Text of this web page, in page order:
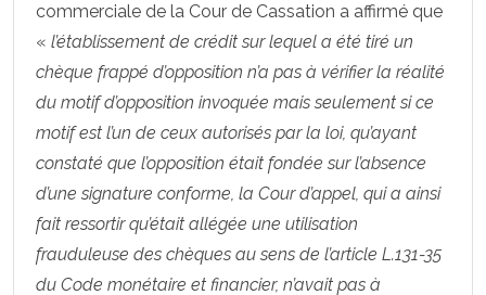
commerciale de la Cour de Cassation a affirmé que
« l’établissement de crédit sur lequel a été tiré un
chèque frappé d’opposition n’a pas à vérifier la réalité
du motif d’opposition invoquée mais seulement si ce
motif est l’un de ceux autorisés par la loi, qu’ayant
constaté que l’opposition était fondée sur l’absence
d’une signature conforme, la Cour d’appel, qui a ainsi
fait ressortir qu’était allégée une utilisation
frauduleuse des chèques au sens de l’article L.131-35
du Code monétaire et financier, n’avait pas à